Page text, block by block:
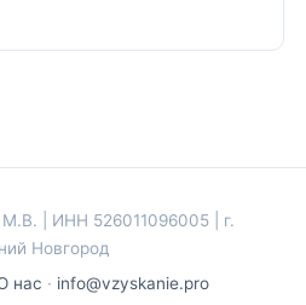
| ИНН 526011096005 | г.
Новгород
нас · info@vzyskanie.pro